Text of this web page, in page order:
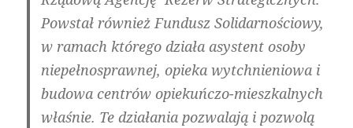
Powstał również Fundusz Solidarnościowy,
w ramach którego działa asystent osoby
niepełnosprawnej, opieka wytchnieniowa i
budowa centrów opiekuńczo-mieszkalnych
właśnie. Te działania pozwalają i pozwolą